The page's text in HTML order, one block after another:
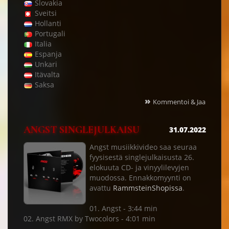
Slovakia
Sveitsi
Hollanti
Portugali
Italia
Espanja
Unkari
Itävalta
Saksa
» Kommentoi & Jaa
ANGST SINGLEJULKAISU
31.07.2022
Angst musiikkivideo saa seuraa
fyysisestä singlejulkaisusta 26.
elokuuta CD- ja vinyylilevyjen
muodossa. Ennakkomyynti on
avattu RammsteinShopissa.
01. Angst - 3:44 min
02. Angst RMX by Twocolors - 4:01 min